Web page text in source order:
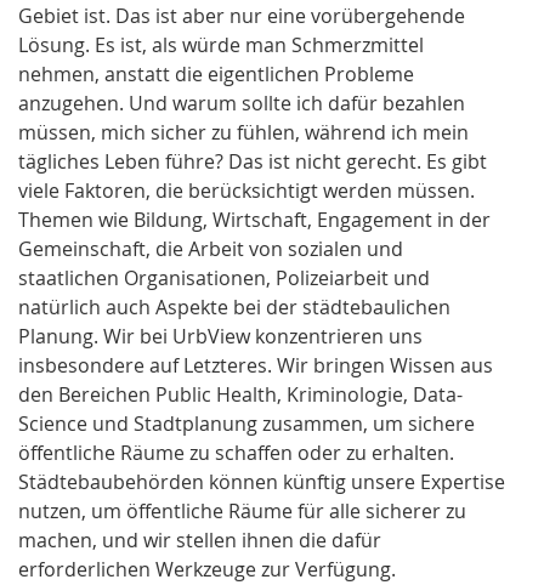
Gebiet ist. Das ist aber nur eine vorübergehende
Lösung. Es ist, als würde man Schmerzmittel
nehmen, anstatt die eigentlichen Probleme
anzugehen. Und warum sollte ich dafür bezahlen
müssen, mich sicher zu fühlen, während ich mein
tägliches Leben führe? Das ist nicht gerecht. Es gibt
viele Faktoren, die berücksichtigt werden müssen.
Themen wie Bildung, Wirtschaft, Engagement in der
Gemeinschaft, die Arbeit von sozialen und
staatlichen Organisationen, Polizeiarbeit und
natürlich auch Aspekte bei der städtebaulichen
Planung. Wir bei UrbView konzentrieren uns
insbesondere auf Letzteres. Wir bringen Wissen aus
den Bereichen Public Health, Kriminologie, Data-
Science und Stadtplanung zusammen, um sichere
öffentliche Räume zu schaffen oder zu erhalten.
Städtebaubehörden können künftig unsere Expertise
nutzen, um öffentliche Räume für alle sicherer zu
machen, und wir stellen ihnen die dafür
erforderlichen Werkzeuge zur Verfügung.